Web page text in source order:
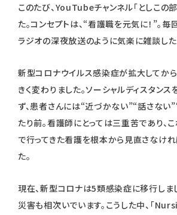
このたび、YouTubeチャンネル「としこの
た。コンセプトは、“看護職を元気に！”。毎
ラジオの深夜放送のように気楽に雑談した
新型コロナウイルス感染症が拡大してか
きく変わりました。ソーシャルディスタン
ず、患者さんには“近づかない”“話さない
たり前。看護師にとっては三重苦であり、
で行ってきた看護を根本から見直さなけ
た。
現在、新型コロナは5類感染症に移行しま
災害も相次いでいます。こうした中、「